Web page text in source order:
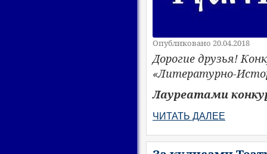
Опубликовано 20.04.2018
Дорогие друзья!
«Литературно-
Лауреатами
ЧИТАТЬ ДАЛЕЕ